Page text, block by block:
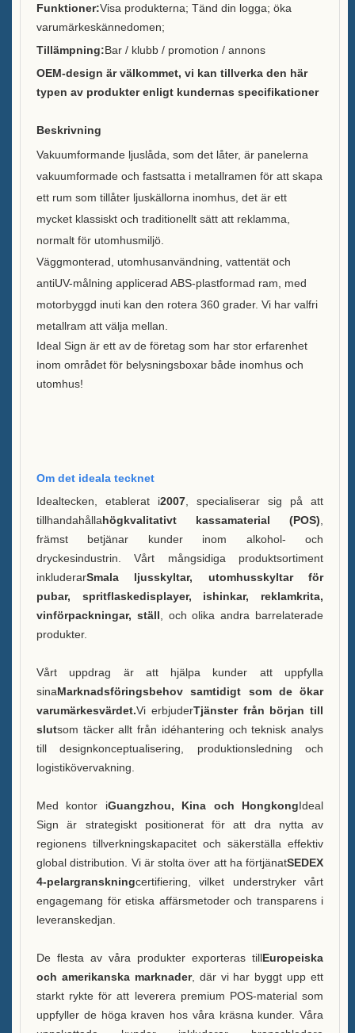
Katalog
Case E LED squre ishink
Case D X formresindisplay
Case C Rullande Iskylare
Fodral B LED-ishink
Case A Likörflaska Utställning
FAQ
Nyheter
Funktioner:Visa produkterna; Tänd din logga; öka
varumärkeskännedomen;
Tillämpning:Bar / klubb / promotion / annons
OEM-design är välkommet, vi kan tillverka den här
typen av produkter enligt kundernas specifikationer
Beskrivning
Vakuumformande ljuslåda, som det låter, är panelerna
vakuumformade och fastsatta i metallramen för att skapa
ett rum som tillåter ljuskällorna inomhus, det är ett
mycket klassiskt och traditionellt sätt att reklamma,
normalt för utomhusmiljö.
Väggmonterad, utomhusanvändning, vattentät och
antiUV-målning applicerad ABS-plastformad ram, med
motorbyggd inuti kan den rotera 360 grader. Vi har valfri
metallram att välja mellan.
Ideal Sign är ett av de företag som har stor erfarenhet
inom området för belysningsboxar både inomhus och
utomhus!
Om det ideala tecknet
Idealtecken, etablerat i2007 , specialiserar sig på att
tillhandahållahögkvalitativt kassamaterial (POS)
främst betjänar kunder inom alkohol- och
dryckesindustrin. Vårt mångsidiga produktsortiment
inkluderarSmala ljusskyltar, utomhusskyltar för
pubar, spritflaskedisplayer, ishinkar, reklamkrita,
vinförpackningar, ställ , och olika andra barrelaterade
produkter.
Vårt uppdrag är att hjälpa kunder att uppfylla
sinaMarknadsföringsbehov samtidigt som de ökar
varumärkesvärdet.Vi erbjuderTjänster från början till
slutsom täcker allt från idéhantering och teknisk analys
till designkonceptualisering, produktionsledning och
logistikövervakning.
Med kontor iGuangzhou, Kina och HongkongIdeal
Sign är strategiskt positionerat för att dra nytta av
regionens tillverkningskapacitet och säkerställa effektiv
global distribution. Vi är stolta över att ha förtjänatSEDEX
4-pelargranskningcertifiering, vilket understryker vårt
engagemang för etiska affärsmetoder och transparens i
leveranskedjan.
De flesta av våra produkter exporteras tillEuropeiska
och amerikanska marknader, där vi har byggt upp ett
starkt rykte för att leverera premium POS-material som
uppfyller de höga kraven hos våra kräsna kunder. Våra